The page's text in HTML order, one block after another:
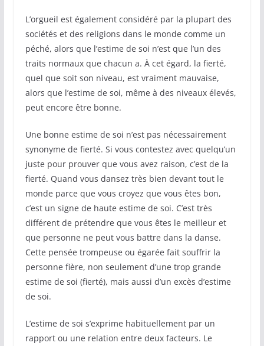
L’orgueil est également considéré par la plupart des
sociétés et des religions dans le monde comme un
péché, alors que l’estime de soi n’est que l’un des
traits normaux que chacun a. À cet égard, la fierté,
quel que soit son niveau, est vraiment mauvaise,
alors que l’estime de soi, même à des niveaux élevés,
peut encore être bonne.
Une bonne estime de soi n’est pas nécessairement
synonyme de fierté. Si vous contestez avec quelqu’un
juste pour prouver que vous avez raison, c’est de la
fierté. Quand vous dansez très bien devant tout le
monde parce que vous croyez que vous êtes bon,
c’est un signe de haute estime de soi. C’est très
différent de prétendre que vous êtes le meilleur et
que personne ne peut vous battre dans la danse.
Cette pensée trompeuse ou égarée fait souffrir la
personne fière, non seulement d’une trop grande
estime de soi (fierté), mais aussi d’un excès d’estime
de soi.
L’estime de soi s’exprime habituellement par un
rapport ou une relation entre deux facteurs. Le